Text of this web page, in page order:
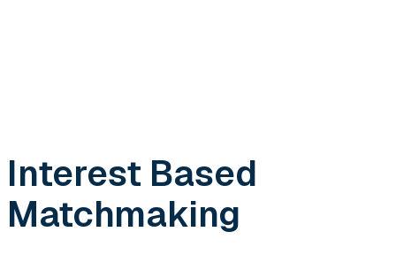
Interest Based
Matchmaking